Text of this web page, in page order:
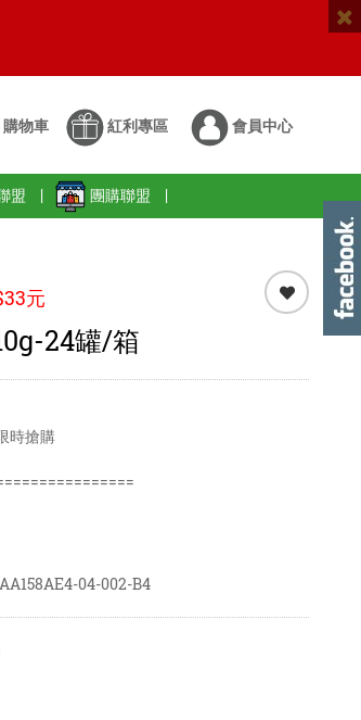
購物車 紅利專區 會員中心
盟 | 團購聯盟 |
元
24罐/箱
時搶購
04-002-B4